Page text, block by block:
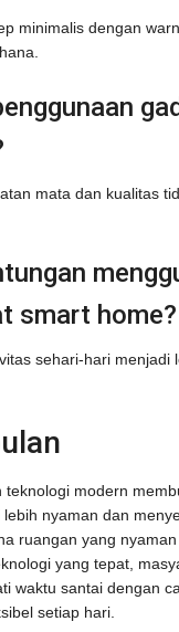
minimalis dengan
mata dan kualitas
smart home?
sehari-hari menjadi
teknologi modern
nyaman dan
ruangan yang
yang tepat,
waktu santai dengan
setiap hari.